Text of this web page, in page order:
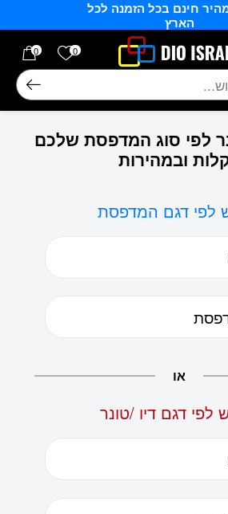
חינם בכל הזמנה לכל
הארץ
0 הרשימה
0
לפי סוג המדפסת שלכם
ובמהירות
לפי דגם המדפסת
או
לפי דגם דיו /טונר